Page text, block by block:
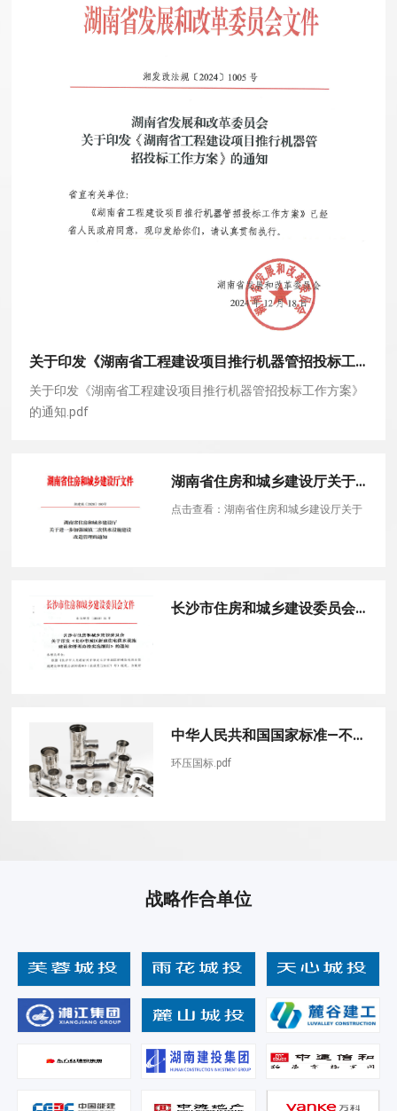
关于印发《湖南省工程建设项目推行机器管招投标工作方案》的通知
关于印发《湖南省工程建设项目推行机器管招投标工作方案》
的通知.pdf
湖南省住房和城乡建设厅关于进一步加强城镇二次供水设施建设改造管理的通知（湘建城〔2020〕180号）
点击查看：湖南省住房和城乡建设厅关于
长沙市住房和城乡建设委员会 关于印发《长沙市城区新建住宅供水设施 建设和管理办法实施细则》的通知
中华人民共和国国家标准—不锈钢环压式管件
环压国标.pdf
战略作合单位